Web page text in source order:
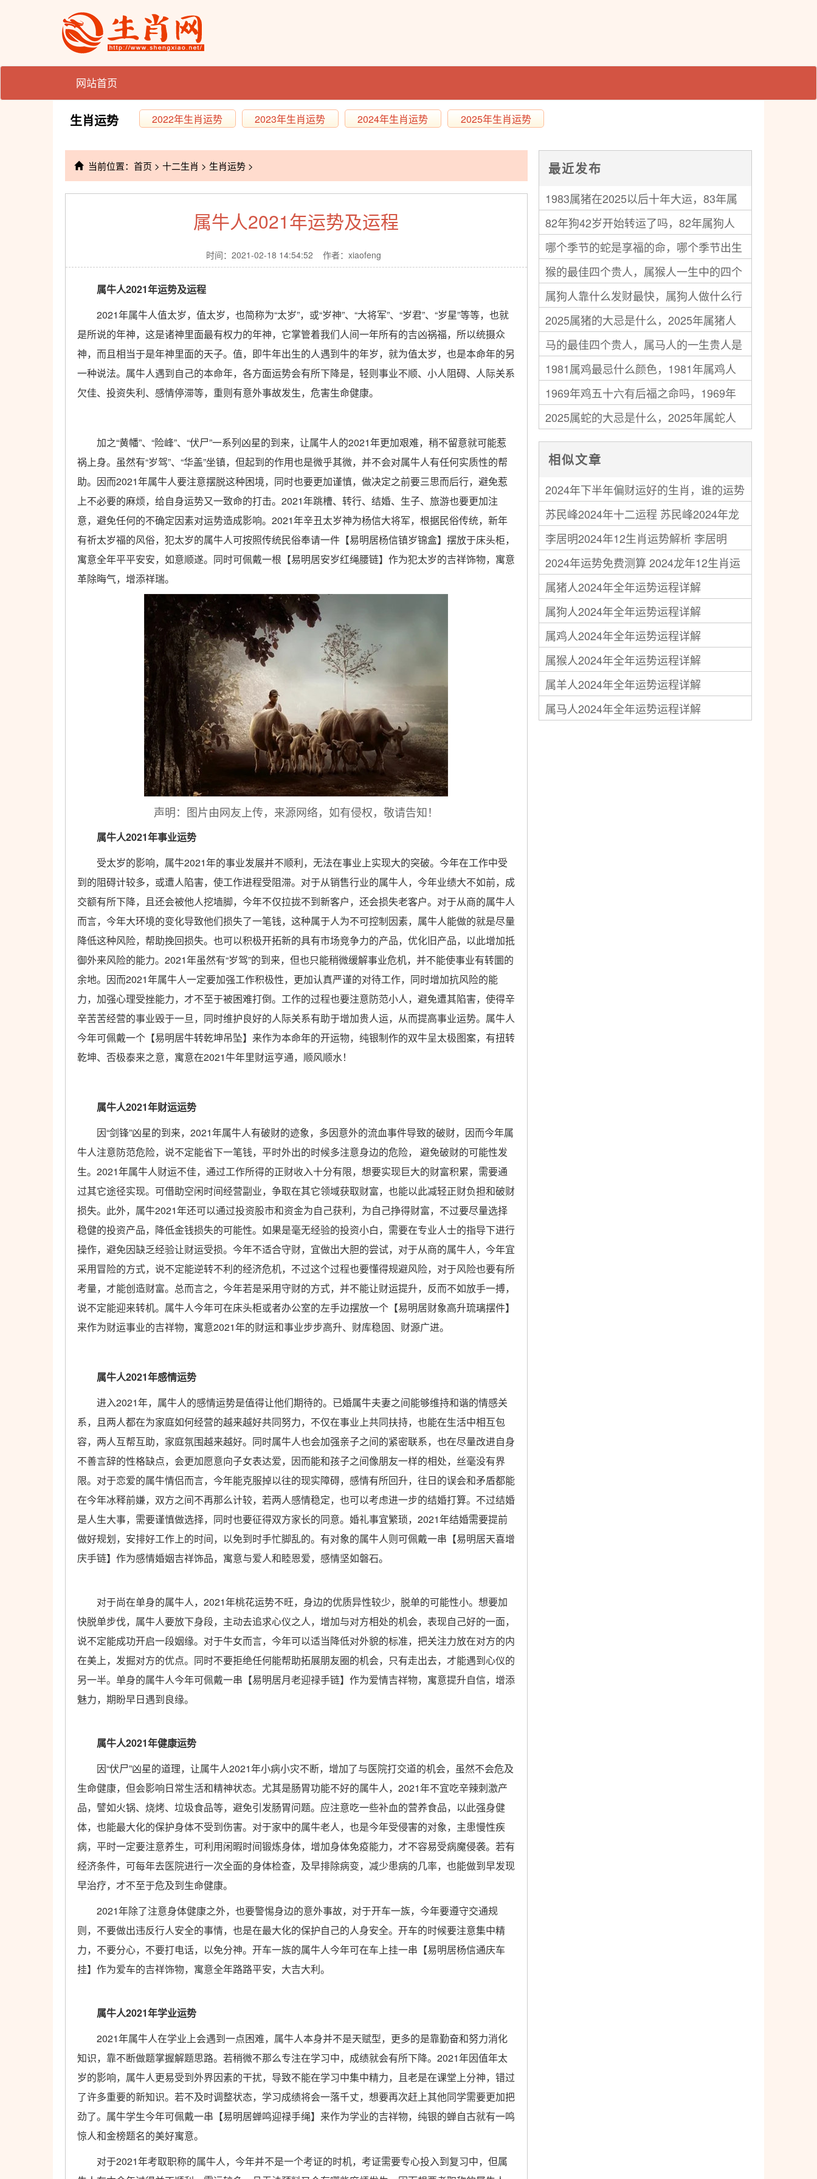
网站首页
生肖运势 2022年生肖运势 2023年生肖运势 2024年生肖运势 2025年生肖运势
当前位置： 首页 > 十二生肖 > 生肖运势 >
属牛人2021年运势及运程
时间：2021-02-18 14:54:52 作者：xiaofeng
属牛人2021年运势及运程
2021年属牛人值太岁，值太岁，也简称为“太岁”，或“岁神”、“大将军”、“岁君”、“岁星”等等，也就
是所说的年神，这是诸神里面最有权力的年神，它掌管着我们人间一年所有的吉凶祸福，所以统摄众
神，而且相当于是年神里面的天子。值，即牛年出生的人遇到牛的年岁，就为值太岁，也是本命年的另
一种说法。属牛人遇到自己的本命年，各方面运势会有所下降是，轻则事业不顺、小人阻碍、人际关系
欠佳、投资失利、感情停滞等，重则有意外事故发生，危害生命健康。
加之“黄幡”、“险峰”、“伏尸”一系列凶星的到来，让属牛人的2021年更加艰难，稍不留意就可能惹
祸上身。虽然有“岁驾”、“华盖”坐镇，但起到的作用也是微乎其微，并不会对属牛人有任何实质性的帮
助。因而2021年属牛人要注意摆脱这种困境，同时也要更加谨慎，做决定之前要三思而后行，避免惹
上不必要的麻烦，给自身运势又一致命的打击。2021年跳槽、转行、结婚、生子、旅游也要更加注
意，避免任何的不确定因素对运势造成影响。2021年辛丑太岁神为杨信大将军，根据民俗传统，新年
有祈太岁福的风俗，犯太岁的属牛人可按照传统民俗奉请一件【易明居杨信镇岁锦盒】摆放于床头柜，
寓意全年平平安安，如意顺遂。同时可佩戴一根【易明居安岁红绳腰链】作为犯太岁的吉祥饰物，寓意
革除晦气，增添祥瑞。
声明：图片由网友上传，来源网络，如有侵权，敬请告知！
属牛人2021年事业运势
受太岁的影响，属牛2021年的事业发展并不顺利，无法在事业上实现大的突破。今年在工作中受
到的阻碍计较多，或遭人陷害，使工作进程受阻滞。对于从销售行业的属牛人，今年业绩大不如前，成
交额有所下降，且还会被他人挖墙脚，今年不仅拉拢不到新客户，还会损失老客户。对于从商的属牛人
而言，今年大环境的变化导致他们损失了一笔钱，这种属于人为不可控制因素，属牛人能做的就是尽量
降低这种风险，帮助挽回损失。也可以积极开拓新的具有市场竞争力的产品，优化旧产品，以此增加抵
御外来风险的能力。 2021年虽然有“岁驾”的到来，但也只能稍微缓解事业危机，并不能使事业有转圜的
余地。因而2021年属牛人一定要加强工作积极性，更加认真严谨的对待工作，同时增加抗风险的能
力，加强心理受挫能力，才不至于被困难打倒。工作的过程也要注意防范小人，避免遭其陷害，使得辛
辛苦苦经营的事业毁于一旦，同时维护良好的人际关系有助于增加贵人运，从而提高事业运势。 属牛人
今年可佩戴一个【易明居牛转乾坤吊坠】来作为本命年的开运物，纯银制作的双牛呈太极图案，有扭转
乾坤、否极泰来之意，寓意在2021牛年里财运亨通，顺风顺水！
属牛人2021年财运运势
因“剑锋”凶星的到来，2021年属牛人有破财的迹象，多因意外的流血事件导致的破财，因而今年属
牛人注意防范危险，说不定能省下一笔钱，平时外出的时候多注意身边的危险， 避免破财的可能性发
生。2021年属牛人财运不佳，通过工作所得的正财收入十分有限，想要实现巨大的财富积累，需要通
过其它途径实现。可借助空闲时间经营副业，争取在其它领域获取财富，也能以此减轻正财负担和破财
损失。 此外，属牛2021年还可以通过投资股市和资金为自己获利，为自己挣得财富，不过要尽量选择
稳健的投资产品，降低金钱损失的可能性。如果是毫无经验的投资小白，需要在专业人士的指导下进行
操作，避免因缺乏经验让财运受损。今年不适合守财，宜做出大胆的尝试，对于从商的属牛人，今年宜
采用冒险的方式，说不定能逆转不利的经济危机，不过这个过程也要懂得规避风险，对于风险也要有所
考量，才能创造财富。总而言之，今年若是采用守财的方式，并不能让财运提升，反而不如放手一搏，
说不定能迎来转机。属牛人今年可在床头柜或者办公室的左手边摆放一个【易明居财象高升琉璃摆件】
来作为财运事业的吉祥物，寓意2021年的财运和事业步步高升、财库稳固、财源广进。
属牛人2021年感情运势
进入2021年，属牛人的感情运势是值得让他们期待的。已婚属牛夫妻之间能够维持和谐的情感关
系，且两人都在为家庭如何经营的越来越好共同努力，不仅在事业上共同扶持，也能在生活中相互包
容，两人互帮互助，家庭氛围越来越好。同时属牛人也会加强亲子之间的紧密联系，也在尽量改进自身
不善言辞的性格缺点，会更加愿意向子女表达爱，因而能和孩子之间像朋友一样的相处，丝毫没有界
限。对于恋爱的属牛情侣而言，今年能克服掉以往的现实障碍，感情有所回升，往日的误会和矛盾都能
在今年冰释前嫌，双方之间不再那么计较，若两人感情稳定，也可以考虑进一步的结婚打算。不过结婚
是人生大事，需要谨慎做选择，同时也要征得双方家长的同意。婚礼事宜繁琐，2021年结婚需要提前
做好规划，安排好工作上的时间，以免到时手忙脚乱的。有对象的属牛人则可佩戴一串【易明居天喜增
庆手链】作为感情婚姻吉祥饰品，寓意与爱人和睦恩爱，感情坚如磐石。
对于尚在单身的属牛人，2021年桃花运势不旺，身边的优质异性较少，脱单的可能性小。想要加
快脱单步伐，属牛人要放下身段，主动去追求心仪之人，增加与对方相处的机会，表现自己好的一面，
说不定能成功开启一段姻缘。对于牛女而言，今年可以适当降低对外貌的标准，把关注力放在对方的内
在美上，发掘对方的优点。同时不要拒绝任何能帮助拓展朋友圈的机会，只有走出去，才能遇到心仪的
另一半。单身的属牛人今年可佩戴一串【易明居月老迎禄手链】作为爱情吉祥物，寓意提升自信，增添
魅力，期盼早日遇到良缘。
属牛人2021年健康运势
因“伏尸”凶星的道理，让属牛人2021年小病小灾不断，增加了与医院打交道的机会，虽然不会危及
生命健康，但会影响日常生活和精神状态。尤其是肠胃功能不好的属牛人，2021年不宜吃辛辣刺激产
品，譬如火锅、烧烤、垃圾食品等，避免引发肠胃问题。应注意吃一些补血的营养食品，以此强身健
体，也能最大化的保护身体不受到伤害。对于家中的属牛老人，也是今年受侵害的对象，主患慢性疾
病，平时一定要注意养生，可利用闲暇时间锻炼身体，增加身体免疫能力，才不容易受病魔侵袭。若有
经济条件，可每年去医院进行一次全面的身体检查，及早排除病变，减少患病的几率，也能做到早发现
早治疗，才不至于危及到生命健康。
2021年除了注意身体健康之外，也要警惕身边的意外事故，对于开车一族，今年要遵守交通规
则，不要做出违反行人安全的事情，也是在最大化的保护自己的人身安全。开车的时候要注意集中精
力，不要分心，不要打电话，以免分神。开车一族的属牛人今年可在车上挂一串【易明居杨信通庆车
挂】作为爱车的吉祥饰物，寓意全年路路平安，大吉大利。
属牛人2021年学业运势
2021年属牛人在学业上会遇到一点困难，属牛人本身并不是天赋型，更多的是靠勤奋和努力消化
知识，靠不断做题掌握解题思路。若稍微不那么专注在学习中，成绩就会有所下降。2021年因值年太
岁的影响，属牛人更易受到外界因素的干扰，导致不能在学习中集中精力，且老是在课堂上分神，错过
了许多重要的新知识。若不及时调整状态，学习成绩将会一落千丈，想要再次赶上其他同学需要更加把
劲了。属牛学生今年可佩戴一串【易明居蝉鸣迎禄手绳】来作为学业的吉祥物，纯银的蝉自古就有一鸣
惊人和金榜题名的美好寓意。
对于2021年考取职称的属牛人，今年并不是一个考证的时机，考证需要专心投入到复习中，但属
最近发布
1983属猪在2025以后十年大运，83年属
猪人未来十年运气
82年狗42岁开始转运了吗，82年属狗人
中年运势走向如何
哪个季节的蛇是享福的命，哪个季节出生
的蛇最好命
猴的最佳四个贵人，属猴人一生中的四个
贵人
属狗人靠什么发财最快，属狗人做什么行
业发财快
2025属猪的大忌是什么，2025年属猪人
最忌讳的事
马的最佳四个贵人，属马人的一生贵人是
谁
1981属鸡最忌什么颜色，1981年属鸡人
禁忌的颜色
1969年鸡五十六有后福之命吗，1969年
属鸡人56岁后命运
2025属蛇的大忌是什么，2025年属蛇人
注意事项
相似文章
2024年下半年偏财运好的生肖，谁的运势
最旺
苏民峰2024年十二运程 苏民峰2024年龙
年运势运程详解
李居明2024年12生肖运势解析 李居明
2024龙年运势及运程
2024年运势免费测算 2024龙年12生肖运
程
属猪人2024年全年运势运程详解
属狗人2024年全年运势运程详解
属鸡人2024年全年运势运程详解
属猴人2024年全年运势运程详解
属羊人2024年全年运势运程详解
属马人2024年全年运势运程详解